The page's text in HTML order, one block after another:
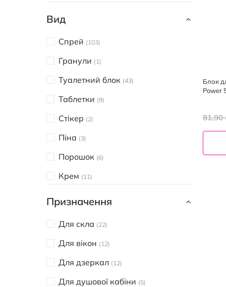
Блок
Power
81,90
NeoCleanPro 6
Pride 1
PRO WASH
SARMIX 8
The Pink Stuff 2
Bref 21
Вид
Спрей 103
Гранули 1
Туалетний блок 43
Таблетки 9
Стікер 2
Піна 3
Порошок 6
Крем 11
Призначення
Для скла 22
Для вікон 12
Для дзеркал 12
Для душової кабіни 5